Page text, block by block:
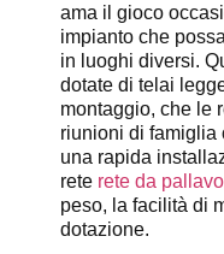
ama il gioco
impianto che
in luoghi diversi.
dotate di telai
montaggio, che le
riunioni di famiglia
una rapida
rete rete da
peso, la facilità di
dotazione.